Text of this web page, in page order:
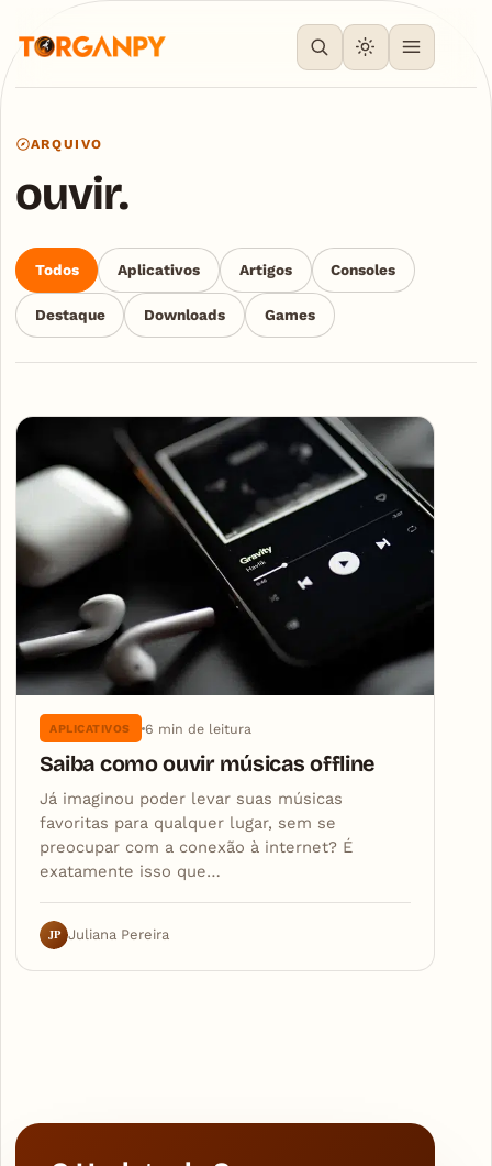
ARQUIVO
ouvir.
Todos Aplicativos Artigos Consoles
Destaque Downloads Games
Articles
APLICATIVOS 6 min de leitura
Saiba como ouvir músicas offline
Já imaginou poder levar suas músicas
favoritas para qualquer lugar, sem se
preocupar com a conexão à internet? É
exatamente isso que…
JP Juliana Pereira